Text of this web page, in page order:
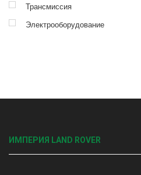
Трансмиссия
Электрооборудование
ИМПЕРИЯ LAND ROVER